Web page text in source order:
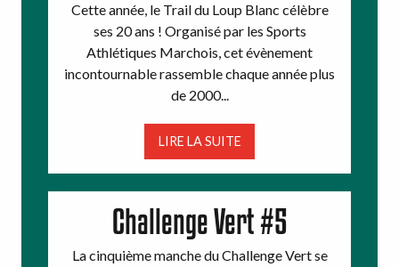
Cette année, le Trail du Loup Blanc célèbre
ses 20 ans ! Organisé par les Sports
Athlétiques Marchois, cet évènement
incontournable rassemble chaque année plus
de 2000...
LIRE LA SUITE
Challenge Vert #5
La cinquième manche du Challenge Vert se